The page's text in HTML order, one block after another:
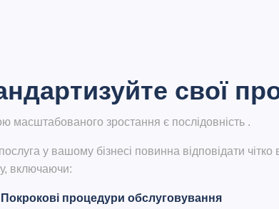
свої
масштабованого зростання є послідовність .
у вашому бізнесі повинна відповідати
включаючи:
Покрокові процедури обслуговування